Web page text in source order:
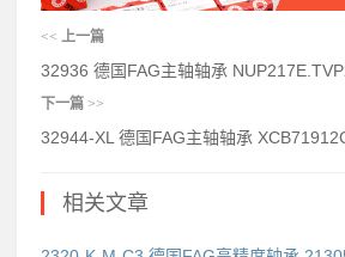
<< 上一篇
32936 德国FAG主轴轴承
下一篇 >>
32944-XL 德国FAG主轴轴承
相关文章